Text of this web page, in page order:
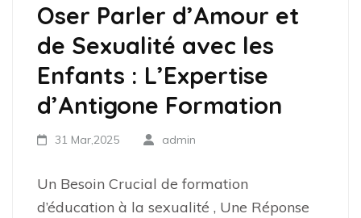
Oser Parler d’Amour et
de Sexualité avec les
Enfants : L’Expertise
d’Antigone Formation
31 Mar,2025 admin
Un Besoin Crucial de formation
d’éducation à la sexualité , Une Réponse